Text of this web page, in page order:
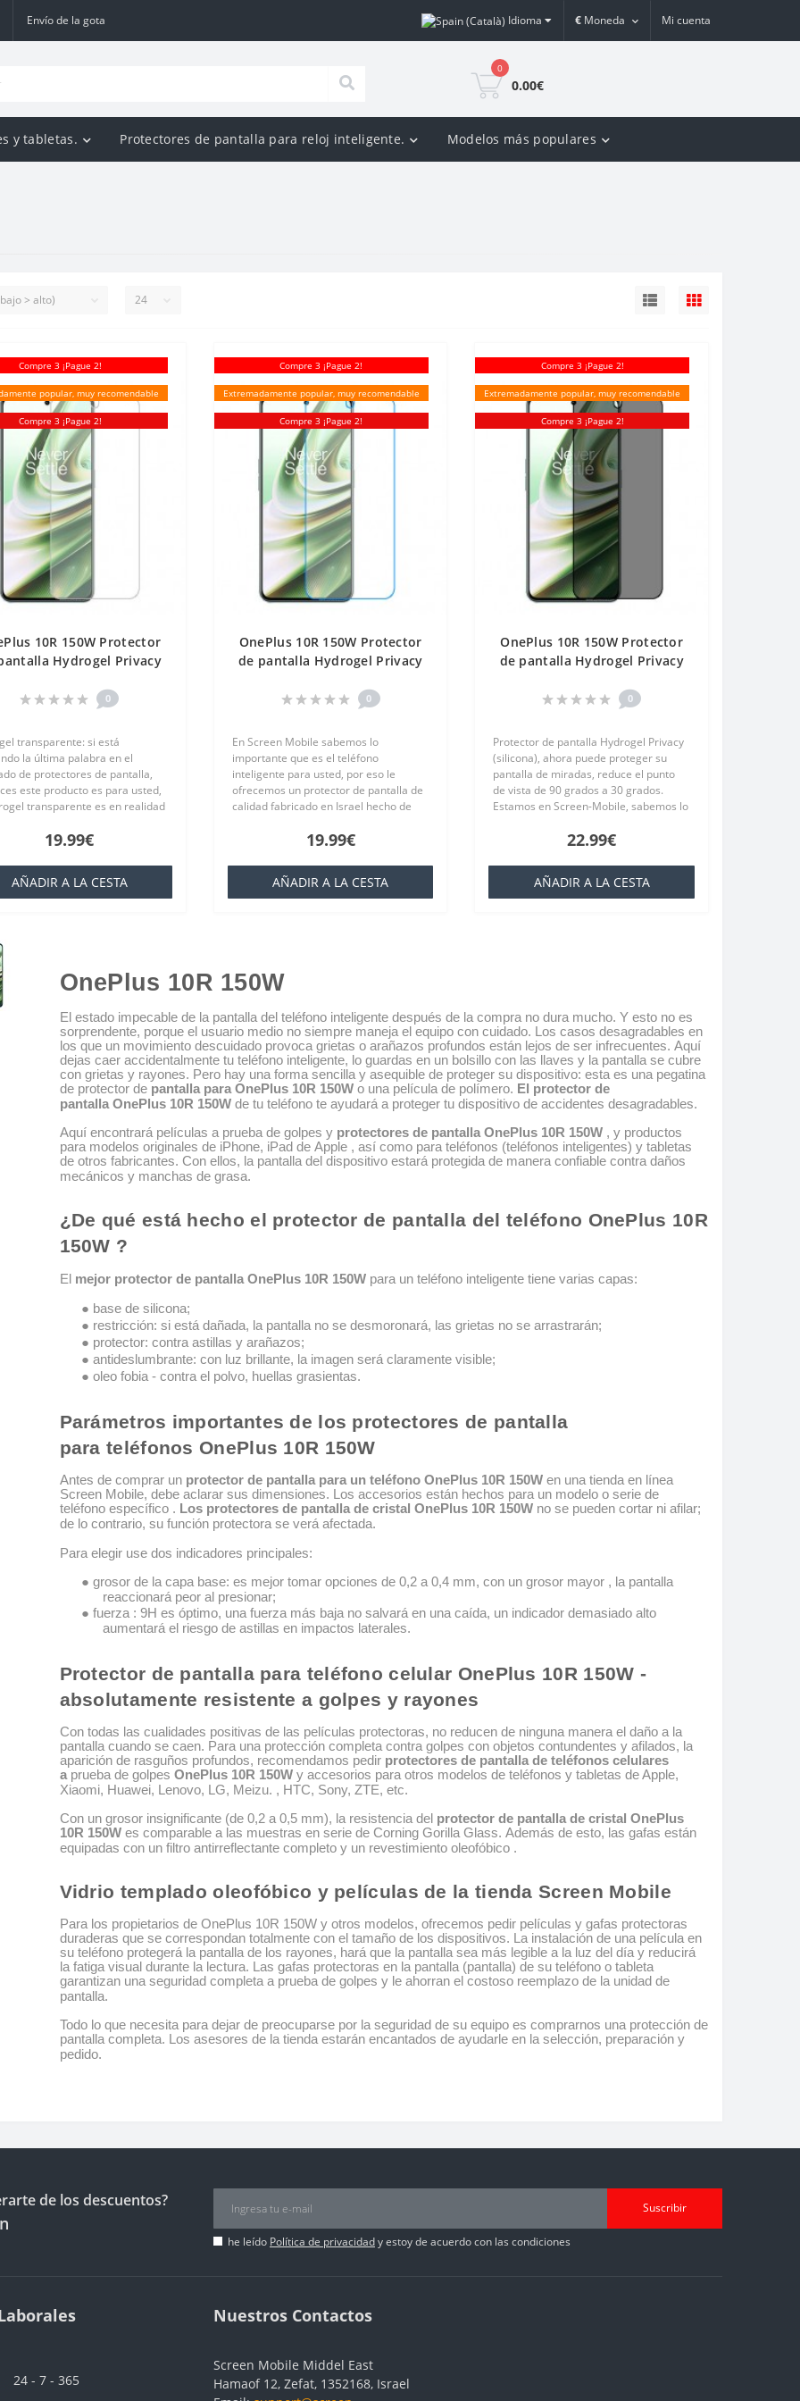
Envío de la gota Idioma € Moneda Mi cuenta
0
0.00€
y tabletas. Protectores de pantalla para reloj inteligente. Modelos más populares
Compre 3 ¡Pague 2!
popular, muy recomendable
Compre 3 ¡Pague 2!
10R 150W Protector
Hydrogel Privacy
Mobile
0
transparente: si está
la última palabra en el
de protectores de pantalla,
este producto es para usted,
transparente es en realidad
es básicamente una silicona..
19.99€
AÑADIR A LA CESTA
Compre 3 ¡Pague 2!
Extremadamente popular, muy recomendable
Compre 3 ¡Pague 2!
OnePlus 10R 150W Protector
de pantalla Hydrogel Privacy
Mobile
0
En Screen Mobile sabemos lo
importante que es el teléfono
inteligente para usted, por eso le
ofrecemos un protector de pantalla de
calidad fabricado en Israel hecho de
producto está hecho especialmente
19.99€
AÑADIR A LA CESTA
Compre 3 ¡Pague 2!
Extremadamente popular, muy recomendable
Compre 3 ¡Pague 2!
OnePlus 10R 150W Protector
de pantalla Hydrogel Privacy
Mobile
0
Protector de pantalla Hydrogel Privacy
(silicona), ahora puede proteger su
pantalla de miradas, reduce el punto
de vista de 90 grados a 30 grados.
Estamos en Screen-Mobile, sabemos lo
teléfono inteligente, porque ofrec..
22.99€
AÑADIR A LA CESTA
OnePlus 10R 150W
El estado impecable de la pantalla del teléfono inteligente después de la compra no dura mucho. Y esto no es
sorprendente, porque el usuario medio no siempre maneja el equipo con cuidado. Los casos desagradables en
los que un movimiento descuidado provoca grietas o arañazos profundos están lejos de ser infrecuentes. Aquí
dejas caer accidentalmente tu teléfono inteligente, lo guardas en un bolsillo con las llaves y la pantalla se cubre
con grietas y rayones. Pero hay una forma sencilla y asequible de proteger su dispositivo: esta es una pegatina
de protector de pantalla para OnePlus 10R 150W o una película de polímero. El protector de
pantalla OnePlus 10R 150W de tu teléfono te ayudará a proteger tu dispositivo de accidentes desagradables.
Aquí encontrará películas a prueba de golpes y protectores de pantalla OnePlus 10R 150W , y productos
para modelos originales de iPhone, iPad de Apple , así como para teléfonos (teléfonos inteligentes) y tabletas
de otros fabricantes. Con ellos, la pantalla del dispositivo estará protegida de manera confiable contra daños
mecánicos y manchas de grasa.
¿De qué está hecho el protector de pantalla del teléfono OnePlus 10R
150W ?
El mejor protector de pantalla OnePlus 10R 150W para un teléfono inteligente tiene varias capas:
● base de silicona;
● restricción: si está dañada, la pantalla no se desmoronará, las grietas no se arrastrarán;
● protector: contra astillas y arañazos;
● antideslumbrante: con luz brillante, la imagen será claramente visible;
● oleo fobia - contra el polvo, huellas grasientas.
Parámetros importantes de los protectores de pantalla
para teléfonos OnePlus 10R 150W
Antes de comprar un protector de pantalla para un teléfono OnePlus 10R 150W en una tienda en línea
Screen Mobile, debe aclarar sus dimensiones. Los accesorios están hechos para un modelo o serie de
teléfono específico . Los protectores de pantalla de cristal OnePlus 10R 150W no se pueden cortar ni afilar;
de lo contrario, su función protectora se verá afectada.
Para elegir use dos indicadores principales:
● grosor de la capa base: es mejor tomar opciones de 0,2 a 0,4 mm, con un grosor mayor , la pantalla
reaccionará peor al presionar;
● fuerza : 9H es óptimo, una fuerza más baja no salvará en una caída, un indicador demasiado alto
aumentará el riesgo de astillas en impactos laterales.
Protector de pantalla para teléfono celular OnePlus 10R 150W -
absolutamente resistente a golpes y rayones
Con todas las cualidades positivas de las películas protectoras, no reducen de ninguna manera el daño a la
pantalla cuando se caen. Para una protección completa contra golpes con objetos contundentes y afilados, la
aparición de rasguños profundos, recomendamos pedir protectores de pantalla de teléfonos celulares
a prueba de golpes OnePlus 10R 150W y accesorios para otros modelos de teléfonos y tabletas de Apple,
Xiaomi, Huawei, Lenovo, LG, Meizu. , HTC, Sony, ZTE, etc.
Con un grosor insignificante (de 0,2 a 0,5 mm), la resistencia del protector de pantalla de cristal OnePlus
10R 150W es comparable a las muestras en serie de Corning Gorilla Glass. Además de esto, las gafas están
equipadas con un filtro antirreflectante completo y un revestimiento oleofóbico .
Vidrio templado oleofóbico y películas de la tienda Screen Mobile
Para los propietarios de OnePlus 10R 150W y otros modelos, ofrecemos pedir películas y gafas protectoras
duraderas que se correspondan totalmente con el tamaño de los dispositivos. La instalación de una película en
su teléfono protegerá la pantalla de los rayones, hará que la pantalla sea más legible a la luz del día y reducirá
la fatiga visual durante la lectura. Las gafas protectoras en la pantalla (pantalla) de su teléfono o tableta
garantizan una seguridad completa a prueba de golpes y le ahorran el costoso reemplazo de la unidad de
pantalla.
Todo lo que necesita para dejar de preocuparse por la seguridad de su equipo es comprarnos una protección de
pantalla completa. Los asesores de la tienda estarán encantados de ayudarle en la selección, preparación y
pedido.
de los descuentos? Suscribir
he leído Política de privacidady estoy de acuerdo con las condiciones
24 - 7 - 365
Nuestros Contactos
Screen Mobile Middel East
Hamaof 12, Zefat, 1352168, Israel